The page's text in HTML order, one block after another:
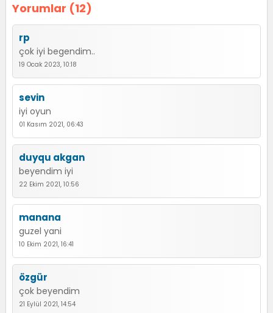
Yorumlar (12)
rp
çok iyi begendim..
19 Ocak 2023, 10:18
sevin
iyi oyun
01 Kasım 2021, 06:43
duyqu akgan
beyendim iyi
22 Ekim 2021, 10:56
manana
guzel yani
10 Ekim 2021, 16:41
özgür
çok beyendim
21 Eylül 2021, 14:54